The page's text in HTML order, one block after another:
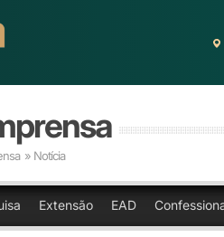
» Notícia
Extensão EAD